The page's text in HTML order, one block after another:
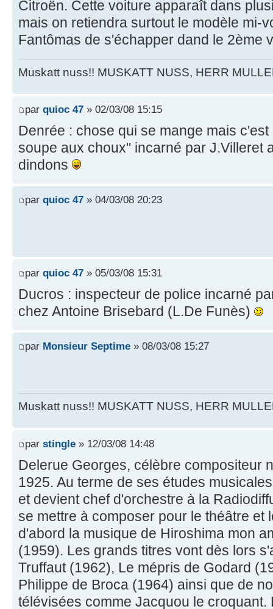
Citroën. Cette voiture apparaît dans
mais on retiendra surtout le modèle mi-
Fantômas de s'échapper dand le 2ème
Muskatt nuss!! MUSKATT NUSS, HERR
par quioc 47 » 02/03/08 15:15
Denrée : chose qui se mange mais
soupe aux choux" incarné par J.Villeret
dindons
par quioc 47 » 04/03/08 20:23
par quioc 47 » 05/03/08 15:31
Ducros : inspecteur de police incarné
chez Antoine Brisebard (L.De Funès)
par Monsieur Septime » 08/03/08 15:27
Muskatt nuss!! MUSKATT NUSS, HERR
par stingle » 12/03/08 14:48
Delerue Georges, célèbre compositeur
1925. Au terme de ses études
et devient chef d'orchestre à la
se mettre à composer pour le théâtre et
d'abord la musique de Hiroshima mon
(1959). Les grands titres vont dès lors
Truffaut (1962), Le mépris de Godard
Philippe de Broca (1964) ainsi que de
télévisées comme Jacquou le